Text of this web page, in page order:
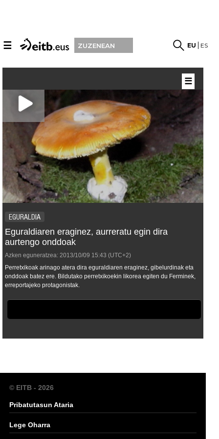
☰ ZUZENEAN EU ES
EGURALDIA
Eguraldiaren eraginez, aurreratu egin dira
aurtengo onddoak
Azken eguneratzea: 2013/10/09 15:43 (UTC+2)
Perretxikoak arinago atera dira eguraldiaren eraginez, gibelurdinak eta
onddoak batez ere. Bildutako perretxikoekin likorea egiten du Ferminek,
erreportajeko protagonistak.
☰
© EITB - 2026
Pribatutasun Ataria
Lege Oharra